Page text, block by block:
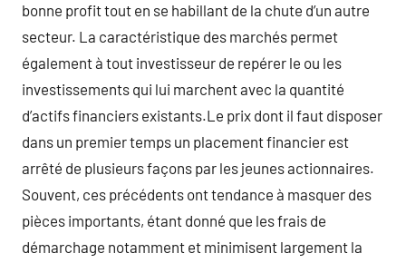
bonne profit tout en se habillant de la chute d’un autre
secteur. La caractéristique des marchés permet
également à tout investisseur de repérer le ou les
investissements qui lui marchent avec la quantité
d’actifs financiers existants.Le prix dont il faut disposer
dans un premier temps un placement financier est
arrêté de plusieurs façons par les jeunes actionnaires.
Souvent, ces précédents ont tendance à masquer des
pièces importants, étant donné que les frais de
démarchage notamment et minimisent largement la